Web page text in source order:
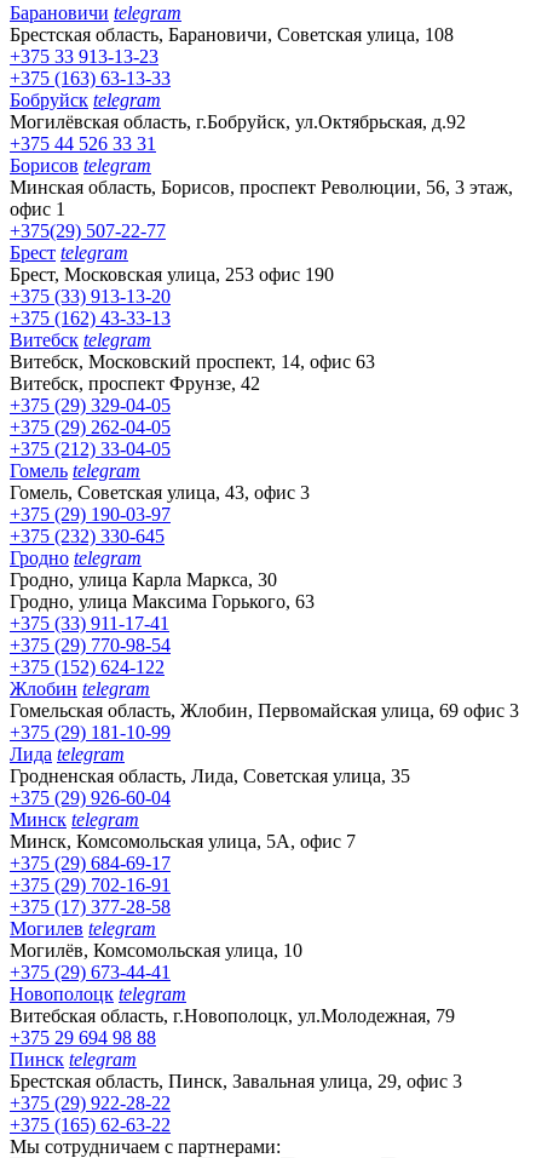
Барановичи telegram
Брестская область, Барановичи, Советская улица, 108
+375 33 913-13-23
+375 (163) 63-13-33
Бобруйск telegram
Могилёвская область, г.Бобруйск, ул.Октябрьская, д.92
+375 44 526 33 31
Борисов telegram
Минская область, Борисов, проспект Революции, 56, 3 этаж,
офис 1
+375(29) 507-22-77
Брест telegram
Брест, Московская улица, 253 офис 190
+375 (33) 913-13-20
+375 (162) 43-33-13
Витебск telegram
Витебск, Московский проспект, 14, офис 63
Витебск, проспект Фрунзе, 42
+375 (29) 329-04-05
+375 (29) 262-04-05
+375 (212) 33-04-05
Гомель telegram
Гомель, Советская улица, 43, офис 3
+375 (29) 190-03-97
+375 (232) 330-645
Гродно telegram
Гродно, улица Карла Маркса, 30
Гродно, улица Максима Горького, 63
+375 (33) 911-17-41
+375 (29) 770-98-54
+375 (152) 624-122
Жлобин telegram
Гомельская область, Жлобин, Первомайская улица, 69 офис 3
+375 (29) 181-10-99
Лида telegram
Гродненская область, Лида, Советская улица, 35
+375 (29) 926-60-04
Минск telegram
Минск, Комсомольская улица, 5А, офис 7
+375 (29) 684-69-17
+375 (29) 702-16-91
+375 (17) 377-28-58
Могилев telegram
Могилёв, Комсомольская улица, 10
+375 (29) 673-44-41
Новополоцк telegram
Витебская область, г.Новополоцк, ул.Молодежная, 79
+375 29 694 98 88
Пинск telegram
Брестская область, Пинск, Завальная улица, 29, офис 3
+375 (29) 922-28-22
+375 (165) 62-63-22
Мы сотрудничаем с партнерами: